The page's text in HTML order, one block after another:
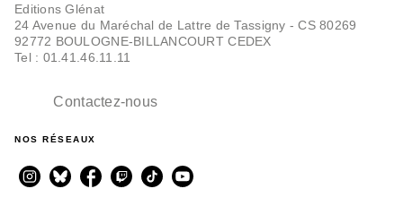
Editions Glénat
24 Avenue du Maréchal de Lattre de Tassigny - CS 80269
92772 BOULOGNE-BILLANCOURT CEDEX
Tel : 01.41.46.11.11
Contactez-nous
NOS RÉSEAUX